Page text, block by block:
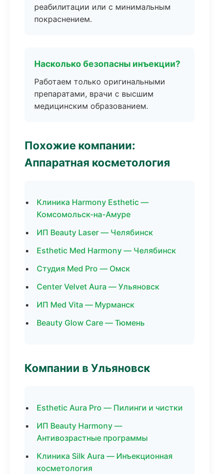
реабилитации или с минимальным
покраснением.
Насколько безопасны инъекции?
Работаем только оригинальными
препаратами, врачи с высшим
медицинским образованием.
Похожие компании:
Аппаратная косметология
Клиника Harmony Esthetic —
Комсомольск-на-Амуре
ИП Beauty Laser — Челябинск
Esthetic Med Harmony — Челябинск
Студия Med Pro — Омск
Center Velvet Aura — Ульяновск
ИП Med Vita — Мурманск
Beauty Glow Care — Тюмень
Компании в Ульяновск
Esthetic Aura Pro — Пилинги и чистки
ИП Beauty Harmony —
Антивозрастные программы
Клиника Silk Aura — Инъекционная
косметология